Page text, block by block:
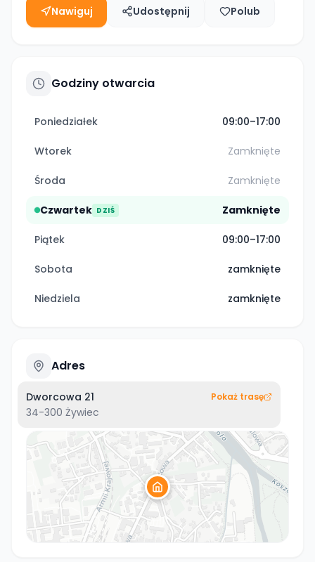
Nawiguj Udostępnij Polub
Godziny otwarcia
Poniedziałek 09:00–17:00
Wtorek Zamknięte
Środa Zamknięte
Czwartek DZIŚ Zamknięte
Piątek 09:00–17:00
Sobota zamknięte
Niedziela zamknięte
Adres
Dworcowa 21
34-300 Żywiec
Pokaż trasę